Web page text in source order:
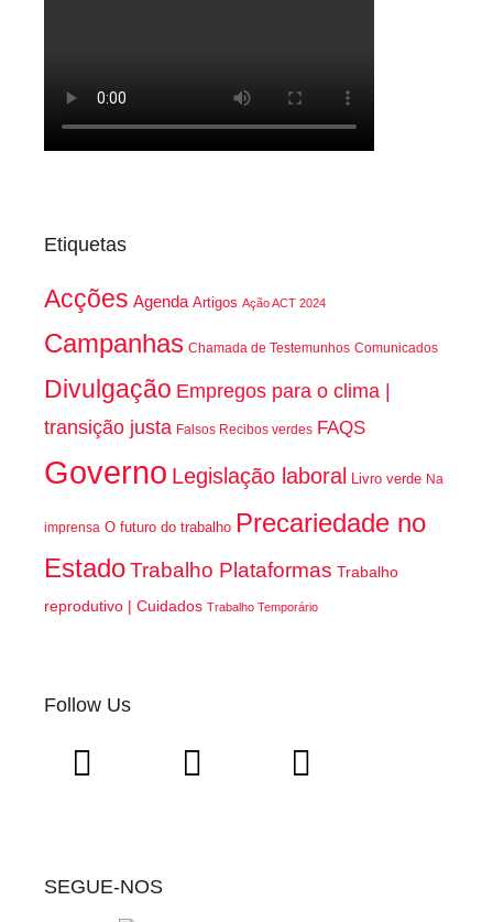
Etiquetas
Acções Agenda Artigos Ação ACT 2024
Campanhas Chamada de Testemunhos Comunicados
Divulgação Empregos para o clima |
transição justa Falsos Recibos verdes FAQS
Governo Legislação laboral Livro verde Na
imprensa O futuro do trabalho Precariedade no
EstadoTrabalho Plataformas Trabalho
reprodutivo | Cuidados Trabalho Temporário
Follow Us
SEGUE-NOS